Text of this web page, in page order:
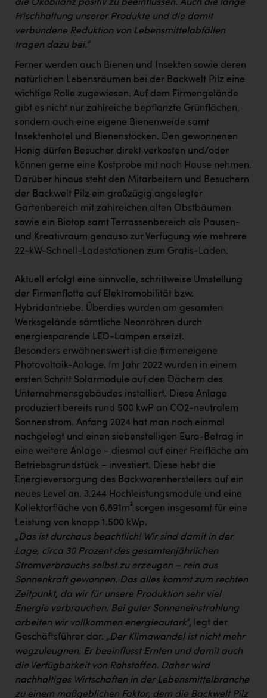
die Ökobilanz positiv zu beeinflussen. Auch die lange
Frischhaltung unserer Produkte und die damit
verbundene Reduktion von Lebensmittelabfällen
tragen dazu bei.“
Ferner werden auch Bienen und Insekten sowie deren
natürlichen Lebensräumen bei der Backwelt Pilz eine
wichtige Rolle zugewiesen. Auf dem Firmengelände
gibt es nicht nur zahlreiche bepflanzte Grünflächen,
sondern auch eine eigene Bienenweide samt
Insektenhotel und Bienenstöcken. Den gewonnenen
Honig dürfen Besucher direkt verkosten und/oder
können gerne eine Kostprobe mit nach Hause nehmen.
Darüber hinaus steht den Mitarbeitern und Besuchern
der Backwelt Pilz ein großzügig angelegter
Gartenbereich mit zahlreichen alten Obstbäumen
sowie ein Biotop samt Terrassenbereich als Pausen-
und Kreativraum genauso zur Verfügung wie mehrere
22-kW-Schnell-Ladestationen zum Gratis-Laden.
Aktuell erfolgt eine sinnvolle, schrittweise Umstellung
der Firmenflotte auf Elektromobilität bzw.
Hybridantriebe. Überdies wurden am gesamten
Werksgelände sämtliche Neonröhren durch
energiesparende LED-Lampen ersetzt.
Besonders erwähnenswert ist die firmeneigene
Photovoltaik-Anlage. Im Jahr 2022 wurden in einem
ersten Schritt Solarmodule auf den Dächern des
Unternehmensgebäudes installiert. Diese Anlage
produziert bereits rund 500 kwP an CO2-neutralem
Sonnenstrom. Anfang 2024 hat man noch einmal
nachgelegt und einen siebenstelligen Euro-Betrag in
eine weitere Anlage – diesmal auf einer Freifläche am
Betriebsgrundstück – investiert. Diese hebt die
Energieversorgung des Backwarenherstellers auf ein
neues Level an. 3.244 Hochleistungsmodule und eine
Kollektorfläche von 6.891m² sorgen insgesamt für eine
Leistung von knapp 1.500 kWp.
„Das ist durchaus beachtlich! Wir sind damit in der
Lage, circa 30 Prozent des gesamtenjährlichen
Stromverbrauchs selbst zu erzeugen – rein aus
Sonnenkraft gewonnen. Das alles kommt zum rechten
Zeitpunkt, da wir für unsere Produktion sehr viel
Energie verbrauchen. Bei guter Sonneneinstrahlung
arbeiten wir vollkommen energieautark“, legt der
Geschäftsführer dar. „Der Klimawandel ist nicht mehr
wegzuleugnen. Er beeinflusst Ernten und damit auch
die Verfügbarkeit von Rohstoffen. Daher wird
nachhaltiges Wirtschaften in der Lebensmittelbranche
zu einem maßgeblichen Faktor, dem die Backwelt Pilz